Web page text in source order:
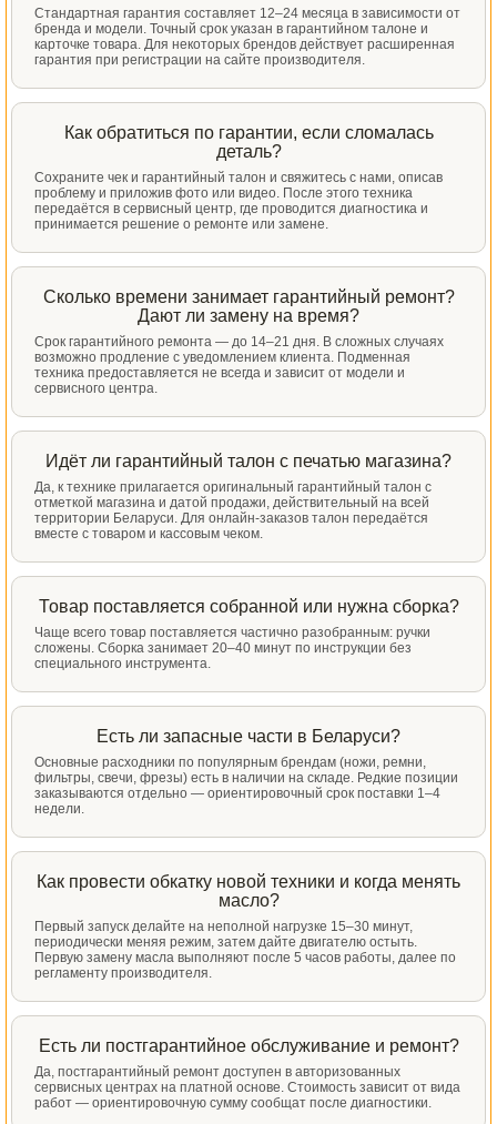
Стандартная гарантия составляет 12–24 месяца в зависимости от
бренда и модели. Точный срок указан в гарантийном талоне и
карточке товара. Для некоторых брендов действует расширенная
гарантия при регистрации на сайте производителя.
Как обратиться по гарантии, если сломалась
деталь?
Сохраните чек и гарантийный талон и свяжитесь с нами, описав
проблему и приложив фото или видео. После этого техника
передаётся в сервисный центр, где проводится диагностика и
принимается решение о ремонте или замене.
Сколько времени занимает гарантийный ремонт?
Дают ли замену на время?
Срок гарантийного ремонта — до 14–21 дня. В сложных случаях
возможно продление с уведомлением клиента. Подменная
техника предоставляется не всегда и зависит от модели и
сервисного центра.
Идёт ли гарантийный талон с печатью магазина?
Да, к технике прилагается оригинальный гарантийный талон с
отметкой магазина и датой продажи, действительный на всей
территории Беларуси. Для онлайн-заказов талон передаётся
вместе с товаром и кассовым чеком.
Товар поставляется собранной или нужна сборка?
Чаще всего товар поставляется частично разобранным: ручки
сложены. Сборка занимает 20–40 минут по инструкции без
специального инструмента.
Есть ли запасные части в Беларуси?
Основные расходники по популярным брендам (ножи, ремни,
фильтры, свечи, фрезы) есть в наличии на складе. Редкие позиции
заказываются отдельно — ориентировочный срок поставки 1–4
недели.
Как провести обкатку новой техники и когда менять
масло?
Первый запуск делайте на неполной нагрузке 15–30 минут,
периодически меняя режим, затем дайте двигателю остыть.
Первую замену масла выполняют после 5 часов работы, далее по
регламенту производителя.
Есть ли постгарантийное обслуживание и ремонт?
Да, постгарантийный ремонт доступен в авторизованных
сервисных центрах на платной основе. Стоимость зависит от вида
работ — ориентировочную сумму сообщат после диагностики.